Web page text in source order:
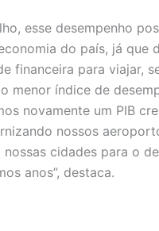
esse desempenho
do país, já que
financeira para viajar,
menor índice de
novamente um PIB
nossos
cidades para o
anos”, destaca.